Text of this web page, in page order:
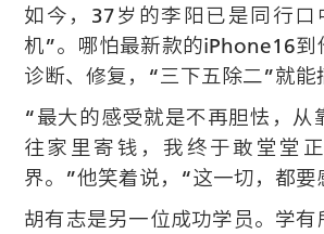
如今，37岁的李阳已是同行口
机”。哪怕最新款的iPhone16到
诊断、修复，“三下五除二”就能
“最大的感受就是不再胆怯，从
往家里寄钱，我终于敢堂堂
界。”他笑着说，“这一切，都要
胡有志是另一位成功学员。学